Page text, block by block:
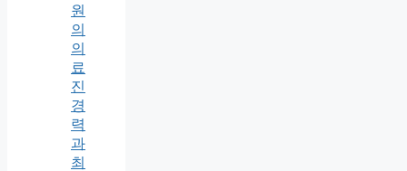
원
의
의
료
진
경
력
과
최